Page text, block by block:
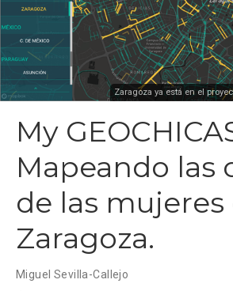
Zaragoza ya está en el
My
Mapeando las
de las mujeres
Zaragoza.
Miguel Sevilla-Callejo